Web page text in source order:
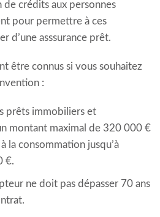
crédits aux personnes
pour permettre à ces
d’une asssurance prêt.
être connus si vous souhaitez
:
prêts immobiliers et
montant maximal de 320 000 €
la consommation jusqu’à
€.
ne doit pas dépasser 70 ans